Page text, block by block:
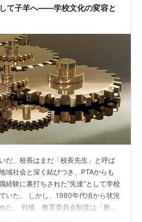
問等で繋がりを維持することがほと
す。日々、学校に来ている目の前の
て子羊へ――学校文化の変容と
だ、校長はまだ「校長先生」と呼ば
域社会と深く結びつき、PTAからも
経験に裏打ちされた“先達”として学校
いた。 しかし、1980年代頃から状況
た。 戦後、教育委員会制度は「教育